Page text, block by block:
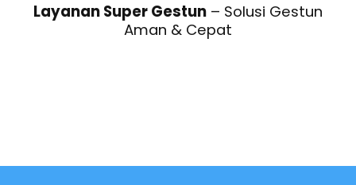
Layanan Super Gestun – Solusi Gestun
Aman & Cepat